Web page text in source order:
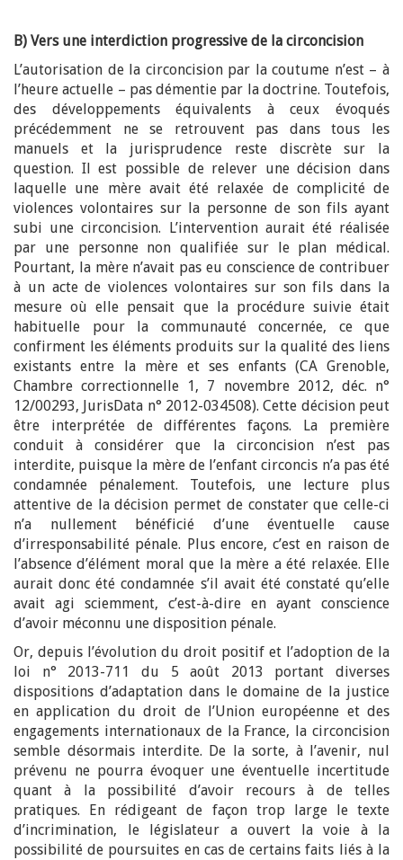
B) Vers une interdiction progressive de la circoncision
L’autorisation de la circoncision par la coutume n’est – à
l’heure actuelle – pas démentie par la doctrine. Toutefois,
des développements équivalents à ceux évoqués
précédemment ne se retrouvent pas dans tous les
manuels et la jurisprudence reste discrète sur la
question. Il est possible de relever une décision dans
laquelle une mère avait été relaxée de complicité de
violences volontaires sur la personne de son fils ayant
subi une circoncision. L’intervention aurait été réalisée
par une personne non qualifiée sur le plan médical.
Pourtant, la mère n’avait pas eu conscience de contribuer
à un acte de violences volontaires sur son fils dans la
mesure où elle pensait que la procédure suivie était
habituelle pour la communauté concernée, ce que
confirment les éléments produits sur la qualité des liens
existants entre la mère et ses enfants (CA Grenoble,
Chambre correctionnelle 1, 7 novembre 2012, déc. n°
12/00293, JurisData n° 2012-034508). Cette décision peut
être interprétée de différentes façons. La première
conduit à considérer que la circoncision n’est pas
interdite, puisque la mère de l’enfant circoncis n’a pas été
condamnée pénalement. Toutefois, une lecture plus
attentive de la décision permet de constater que celle-ci
n’a nullement bénéficié d’une éventuelle cause
d’irresponsabilité pénale. Plus encore, c’est en raison de
l’absence d’élément moral que la mère a été relaxée. Elle
aurait donc été condamnée s’il avait été constaté qu’elle
avait agi sciemment, c’est-à-dire en ayant conscience
d’avoir méconnu une disposition pénale.
Or, depuis l’évolution du droit positif et l’adoption de la
loi n° 2013-711 du 5 août 2013 portant diverses
dispositions d’adaptation dans le domaine de la justice
en application du droit de l’Union européenne et des
engagements internationaux de la France, la circoncision
semble désormais interdite. De la sorte, à l’avenir, nul
prévenu ne pourra évoquer une éventuelle incertitude
quant à la possibilité d’avoir recours à de telles
pratiques. En rédigeant de façon trop large le texte
d’incrimination, le législateur a ouvert la voie à la
possibilité de poursuites en cas de certains faits liés à la